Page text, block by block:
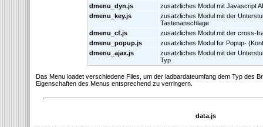
dmenu_dyn.js
zusatzliches Modul mit Javascript
dmenu_key.js
zusatzliches Modul mit der
Tastenanschlage
dmenu_cf.js
zusatzliches Modul mit der cross-
dmenu_popup.js
zusatzliches Modul fur Popup-
dmenu_ajax.js
zusatzliches Modul mit der
Typ
Das Menu loadet verschiedene Files, um der ladbardateumfang dem Typ des
Eigenschaften des Menus entsprechend zu verringern.
data.js